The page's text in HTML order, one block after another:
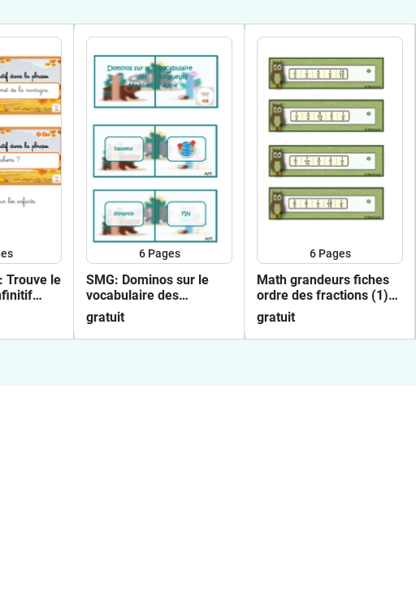
6 Pages
SMG: Dominos sur le
vocabulaire des
gratuit
6 Pages
Math grandeurs fiches
ordre des fractions (1)
P4
gratuit